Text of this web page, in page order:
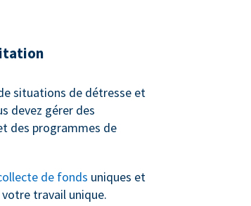
situations de détresse et
devez gérer des
des programmes de
de fonds uniques et
travail unique.